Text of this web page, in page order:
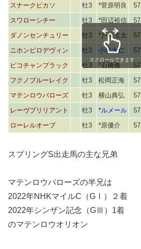
スナークピカソ
牡3 *菅原明良
57
スワローシチー
牡3 *田辺裕信 57
ダノンセンチュリー
牡3 *戸崎圭太 57
ニホンピロデヴィン
牡3 小沢大仁 57
ピコチャンブラック
牡3 *石橋脩 57
フクノブルーレイク
牡3 松岡正海 57
マテンロウバローズ
牡3 横山典弘 57
レーヴブリリアント
牡3 *ルメール
57
ローレルオーブ
牡3 *原優介 57
スクロールできます
スプリングS出走馬の主な兄弟
マテンロウバローズの半兄は
2022年NHKマイルC（GⅠ）２着
2022年シンザン記念（GⅢ）1着
のマテンロウオリオン